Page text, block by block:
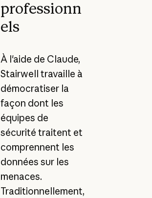
professionn
els
À l'aide de Claude,
Stairwell travaille à
démocratiser la
façon dont les
équipes de
sécurité traitent et
comprennent les
données sur les
menaces.
Traditionnellement,